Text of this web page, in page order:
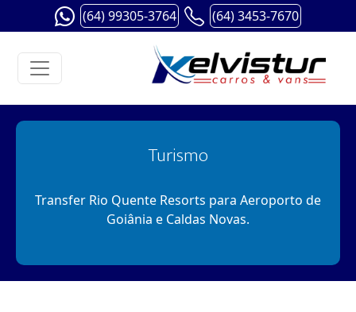
(64) 99305-3764 (64) 3453-7670
Turismo
Transfer Rio Quente Resorts para Aeroporto de
Goiânia e Caldas Novas.